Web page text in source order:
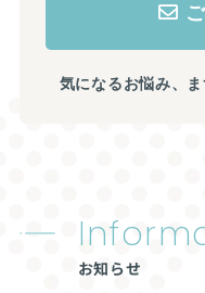
気になるお悩み、
お知らせ